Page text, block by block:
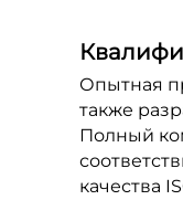
Опытная
также
Полный
качества